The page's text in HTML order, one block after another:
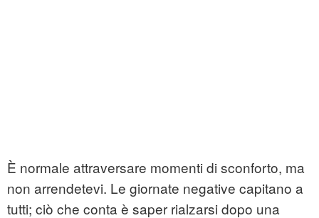
È normale attraversare momenti di sconforto, ma
non arrendetevi. Le giornate negative capitano a
tutti; ciò che conta è saper rialzarsi dopo una